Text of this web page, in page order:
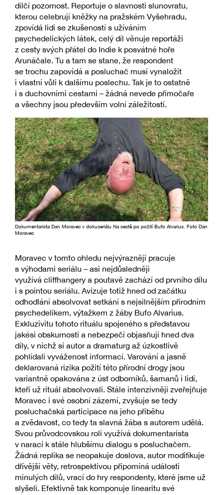
dílčí pozornost. Reportuje o slavnosti slunovratu,
kterou celebrují kněžky na pražském Vyšehradu,
zpovídá lidi se zkušeností s užíváním
psychedelických látek, celý díl věnuje reportáži
z cesty svých přátel do Indie k posvátné hoře
Arunáčale. Tu a tam se stane, že respondent
se trochu zapovídá a posluchač musí vynaložit
i vlastní vůli k dalšímu poslechu. Tak je to ostatně
i s duchovními cestami – žádná nevede přímočaře
a všechny jsou především volní záležitostí.
Dokumentarista Dan Moravec v dokuseriálu Na cestě po požití Bufo Alvarius. Foto Dan
Moravec
Moravec v tomto ohledu nejvýrazněji pracuje
s výhodami seriálu – asi nejdůsledněji
využívá cliffhangery a poutavě zachází od prvního dílu
i s pointou seriálu. Avizuje totiž hned od začátku
odhodlání absolvovat setkání s nejsilnějším přírodním
psychedelikem, výtažkem z žáby Bufo Alvarius.
Exkluzivitu tohoto rituálu spojeného s představou
jakési obskurnosti a nebezpečí objasňují hned dva
díly, v nichž si autor a dramaturg až úzkostlivě
pohlídali vyváženost informací. Varování a jasně
deklarovaná rizika požití této přírodní drogy jsou
variantně opakována z úst odborníků, šamanů i lidí,
kteří už rituál absolvovali. Stále intenzivněji zveřejňuje
Moravec i své osobní zázemí, zvyšuje se tedy
posluchačská participace na jeho příběhu
a zvědavost, co tedy ta slavná žába s autorem udělá.
Svou průvodcovskou roli využívá dokumentarista
v naraci k stále hlubšímu dialogu s posluchačem.
Žádná replika se neopakuje doslova, autor modifikuje
dřívější věty, retrospektivou připomíná události
minulých dílů, vrací do hry respondenty, které jsme už
slyšeli. Efektivně tak komponuje linearitu své